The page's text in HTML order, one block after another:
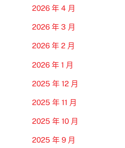
2026 年 4 月
2026 年 3 月
2026 年 2 月
2026 年 1 月
2025 年 12 月
2025 年 11 月
2025 年 10 月
2025 年 9 月